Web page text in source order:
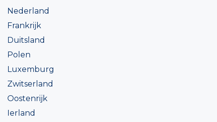
Nederland
Frankrijk
Duitsland
Polen
Luxemburg
Zwitserland
Oostenrijk
Ierland